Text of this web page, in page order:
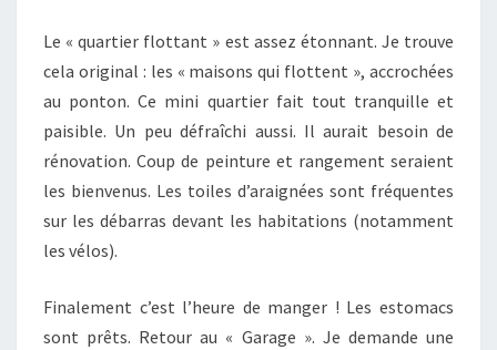
Le « quartier flottant » est assez étonnant. Je trouve
cela original : les « maisons qui flottent », accrochées
au ponton. Ce mini quartier fait tout tranquille et
paisible. Un peu défraîchi aussi. Il aurait besoin de
rénovation. Coup de peinture et rangement seraient
les bienvenus. Les toiles d’araignées sont fréquentes
sur les débarras devant les habitations (notamment
les vélos).
Finalement c’est l’heure de manger ! Les estomacs
sont prêts. Retour au « Garage ». Je demande une